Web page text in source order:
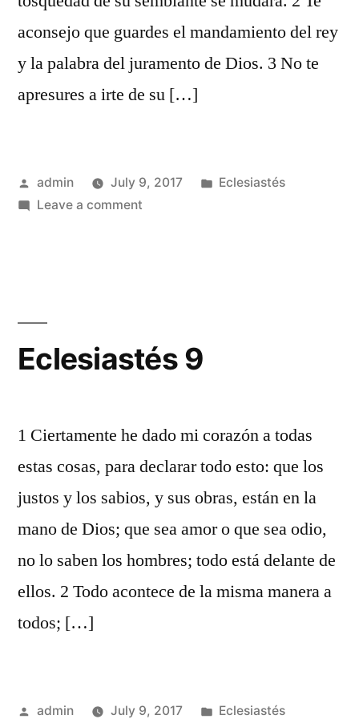
aconsejo que guardes el mandamiento del rey
y la palabra del juramento de Dios. 3 No te
apresures a irte de su […]
Posted
by
admin July 9, 2017
Posted
Eclesiastés
Leave a commenton
Eclesiastés 9
1 Ciertamente he dado mi corazón a todas
estas cosas, para declarar todo esto: que los
justos y los sabios, y sus obras, están en la
mano de Dios; que sea amor o que sea odio,
no lo saben los hombres; todo está delante de
ellos. 2 Todo acontece de la misma manera a
todos; […]
Posted
admin July 9, 2017
Posted
Eclesiastés